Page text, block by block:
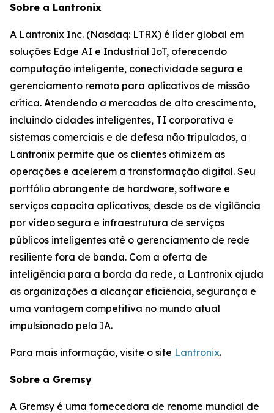
Sobre a Lantronix
A Lantronix Inc. (Nasdaq: LTRX) é líder global em
soluções Edge AI e Industrial IoT, oferecendo
computação inteligente, conectividade segura e
gerenciamento remoto para aplicativos de missão
crítica. Atendendo a mercados de alto crescimento,
incluindo cidades inteligentes, TI corporativa e
sistemas comerciais e de defesa não tripulados, a
Lantronix permite que os clientes otimizem as
operações e acelerem a transformação digital. Seu
portfólio abrangente de hardware, software e
serviços capacita aplicativos, desde os de vigilância
por vídeo segura e infraestrutura de serviços
públicos inteligentes até o gerenciamento de rede
resiliente fora de banda. Com a oferta de
inteligência para a borda da rede, a Lantronix ajuda
as organizações a alcançar eficiência, segurança e
uma vantagem competitiva no mundo atual
impulsionado pela IA.
Para mais informação, visite o site Lantronix.
Sobre a Gremsy
A Gremsy é uma fornecedora de renome mundial de